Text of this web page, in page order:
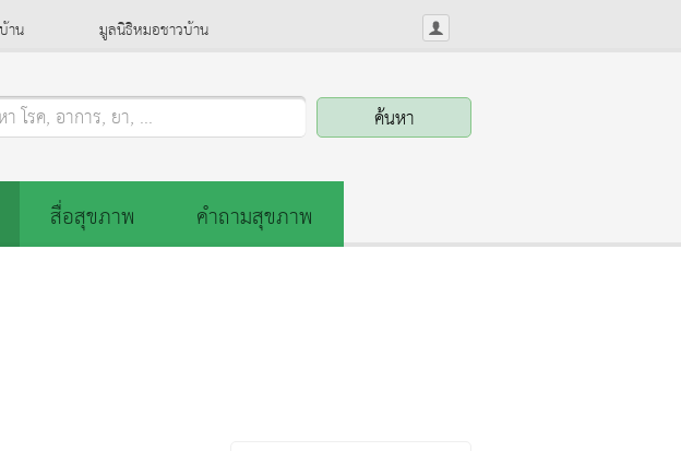
าน มูลนิธิหมอชาวบ้าน
โรค, อาการ, ยา, ...
สื่อสุขภาพ
คำถามสุขภาพ